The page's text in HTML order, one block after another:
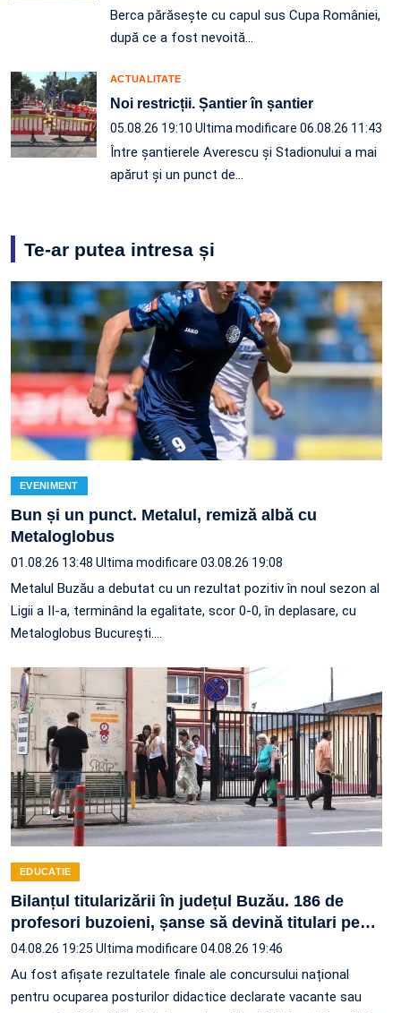
Berca părăsește cu capul sus Cupa României,
după ce a fost nevoită…
ACTUALITATE
Noi restricții. Șantier în șantier
05.08.26 19:10 Ultima modificare 06.08.26 11:43
Între șantierele Averescu și Stadionului a mai
apărut și un punct de…
Te-ar putea intresa și
EVENIMENT
Bun și un punct. Metalul, remiză albă cu
Metaloglobus
01.08.26 13:48 Ultima modificare 03.08.26 19:08
Metalul Buzău a debutat cu un rezultat pozitiv în noul sezon al
Ligii a II-a, terminând la egalitate, scor 0-0, în deplasare, cu
Metaloglobus București.…
EDUCATIE
Bilanțul titularizării în județul Buzău. 186 de
profesori buzoieni, șanse să devină titulari pe…
04.08.26 19:25 Ultima modificare 04.08.26 19:46
Au fost afișate rezultatele finale ale concursului național
pentru ocuparea posturilor didactice declarate vacante sau